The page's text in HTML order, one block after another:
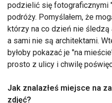
podzielić się fotograficznymi
podróży. Pomyślałem, że
którzy na co dzień nie
a sami nie są architektami.
byłoby pokazać je "na
prosto z ulicy i chwilę
Jak znalazłeś miejsce na
zdjęć?